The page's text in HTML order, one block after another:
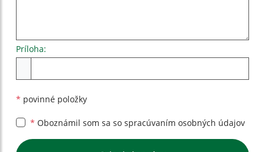
Príloha:
* povinné položky
* Oboznámil som sa so spracúvaním osobných údajov
Google reCaptcha Response